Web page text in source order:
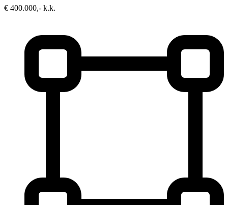
€ 400.000,- k.k.